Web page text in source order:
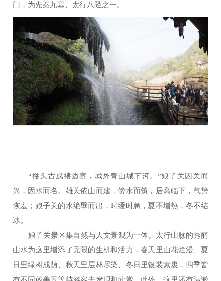
门，为先秦九塞、太行八陉之一。
“楼头古戍楼边寨，城外青山城下河。”娘子关因关而
兴，因水而名。雄关依山而建，傍水而筑，居高临下，气势
恢宏；娘子关的水绝壁而出，时缓时急，夏不增热，冬不结
冰。
娘子关景区集自然与人文景观为一体。太行山脉的秀丽
山水为这里增添了无限的生机和活力，春天里山花烂漫、夏
日里绿树成荫、秋天里层林尽染、冬日里银装素裹，四季皆